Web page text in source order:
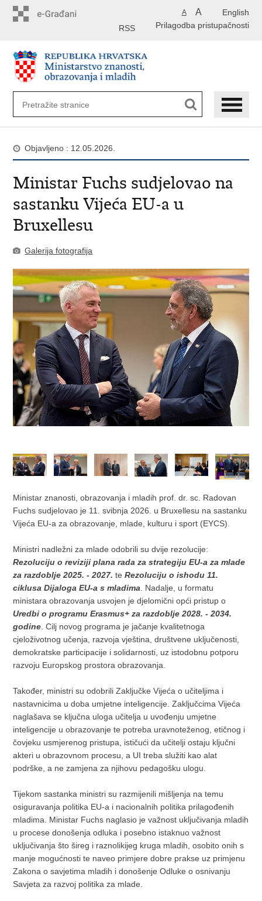
English
A A
Prilagodba pristupačnosti
RSS
Objavljeno : 12.05.2026.
Ministar Fuchs sudjelovao na
sastanku Vijeća EU-a u
Bruxellesu
Galerija fotografija
Ministar znanosti, obrazovanja i mladih prof. dr. sc. Radovan
Fuchs sudjelovao je 11. svibnja 2026. u Bruxellesu na sastanku
Vijeća EU-a za obrazovanje, mlade, kulturu i sport (EYCS).
Ministri nadležni za mlade odobrili su dvije rezolucije:
Rezoluciju o reviziji plana rada za strategiju EU-a za mlade
za razdoblje 2025. - 2027. teRezoluciju o ishodu 11.
ciklusa Dijaloga EU-a s mladima . Nadalje, u formatu
ministara obrazovanja usvojen je djelomični opći pristup o
Uredbi o programu Erasmus+ za razdoblje 2028. - 2034.
godine . Cilj novog programa je jačanje kvalitetnoga
cjeloživotnog učenja, razvoja vještina, društvene uključenosti,
demokratske participacije i solidarnosti, uz istodobnu potporu
razvoju Europskog prostora obrazovanja.
Također, ministri su odobrili Zaključke Vijeća o učiteljima i
nastavnicima u doba umjetne inteligencije. Zaključcima Vijeća
naglašava se ključna uloga učitelja u uvođenju umjetne
inteligencije u obrazovanje te potreba uravnoteženog, etičnog i
čovjeku usmjerenog pristupa, ističući da učitelji ostaju ključni
akteri u obrazovnom procesu, a UI treba služiti kao alat
podrške, a ne zamjena za njihovu pedagošku ulogu.
Tijekom sastanka ministri su razmijenili mišljenja na temu
osiguravanja politika EU-a i nacionalnih politika prilagođenih
mladima. Ministar Fuchs naglasio je važnost uključivanja mladih
u procese donošenja odluka i posebno istaknuo važnost
uključivanja što šireg i raznolikijeg kruga mladih, osobito onih s
manje mogućnosti te naveo primjere dobre prakse uz primjenu
Zakona o savjetima mladih i donošenje Odluke o osnivanju
Savjeta za razvoj politika za mlade.